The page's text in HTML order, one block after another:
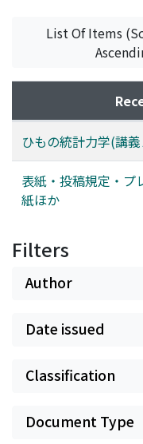
List Of Items
ひもの統計力学(講
表紙・投稿規定・プ
紙ほか
Filters
Author
Date issued
Classification
Document Type